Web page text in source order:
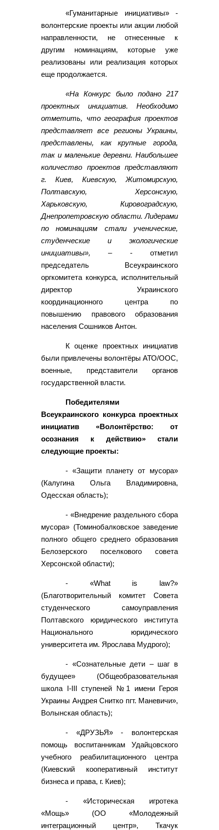
«Гуманитарные инициативы» -
волонтерские проекты или акции любой
направленности, не отнесенные к
другим номинациям, которые уже
реализованы или реализация которых
еще продолжается.
«На Конкурс было подано 217
проектных инициатив. Необходимо
отметить, что география проектов
представляет все регионы Украины,
представлены, как крупные города,
так и маленькие деревни. Наибольшее
количество проектов представляют
г. Киев, Киевскую, Житомирскую,
Полтавскую, Херсонскую,
Харьковскую, Кировоградскую,
Днепропетровскую области. Лидерами
по номинациям стали ученические,
студенческие и экологические
инициативы», – - отметил
председатель Всеукраинского
оргкомитета конкурса, исполнительный
директор Украинского
координационного центра по
повышению правового образования
населения Сошников Антон.
К оценке проектных инициатив
были привлечены волонтёры АТО/ООС,
военные, представители органов
государственной власти.
Победителями
Всеукраинского конкурса проектных
инициатив «Волонтёрство: от
осознания к действию» стали
следующие проекты:
- «Защити планету от мусора»
(Калугина Ольга Владимировна,
Одесская область);
- «Внедрение раздельного сбора
мусора» (Томинобалковское заведение
полного общего среднего образования
Белозерского поселкового совета
Херсонской области);
- «What is law?»
(Благотворительный комитет Совета
студенческого самоуправления
Полтавского юридического института
Национального юридического
университета им. Ярослава Мудрого);
- «Сознательные дети – шаг в
будущее» (Общеобразовательная
школа I-III ступеней №1 имени Героя
Украины Андрея Снитко пгт. Маневичи»,
Волынская область);
- «ДРУЗЬЯ» - волонтерская
помощь воспитанникам Удайцовского
учебного реабилитационного центра
(Киевский кооперативный институт
бизнеса и права, г. Киев);
- «Историческая игротека
«Мощь» (ОО «Молодежный
интеграционный центр», Ткачук